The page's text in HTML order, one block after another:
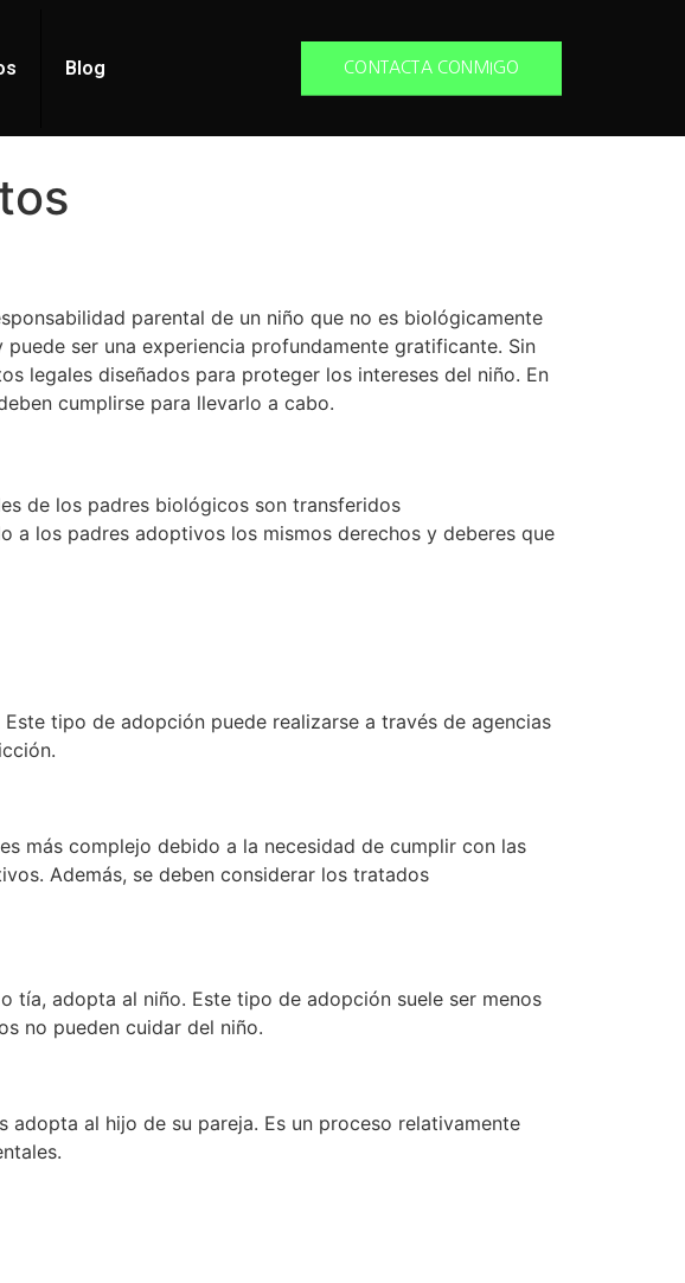
Blog CONTACTA CONMIGO
parental de un niño que no es biológicamente
ser una experiencia profundamente gratificante. Sin
legales diseñados para proteger los intereses del niño. En
cumplirse para llevarlo a cabo.
de los padres biológicos son transferidos
a los padres adoptivos los mismos derechos y deberes que
tipo de adopción puede realizarse a través de agencias
más complejo debido a la necesidad de cumplir con las
Además, se deben considerar los tratados
tía, adopta al niño. Este tipo de adopción suele ser menos
no pueden cuidar del niño.
al hijo de su pareja. Es un proceso relativamente